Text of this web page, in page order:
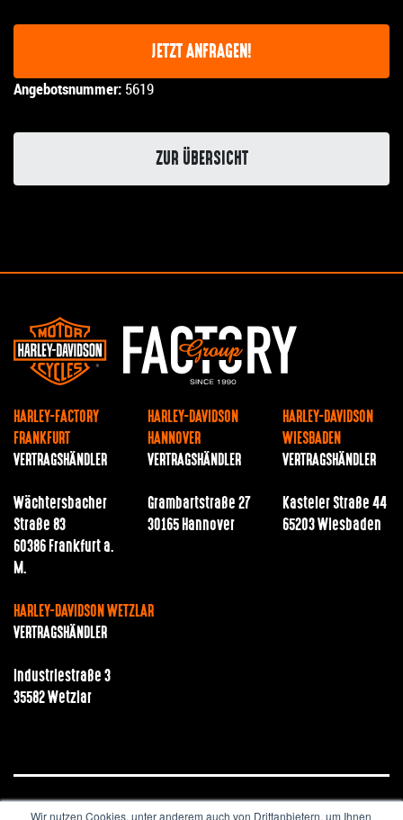
Wir nutzen Cookies, unter anderem auch von Drittanbietern, um Ihnen
JETZT ANFRAGEN!
Angebotsnummer: 5619
ZUR ÜBERSICHT
HARLEY-FACTORY
FRANKFURT
VERTRAGSHÄNDLER
Wächtersbacher
Straße 83
60386 Frankfurt a.
M.
HARLEY-DAVIDSON
HANNOVER
VERTRAGSHÄNDLER
Grambartstraße 27
30165 Hannover
HARLEY-DAVIDSON
WIESBADEN
VERTRAGSHÄNDLER
Kasteler Straße 44
65203 Wiesbaden
HARLEY-DAVIDSON WETZLAR
VERTRAGSHÄNDLER
Industriestraße 3
35582 Wetzlar